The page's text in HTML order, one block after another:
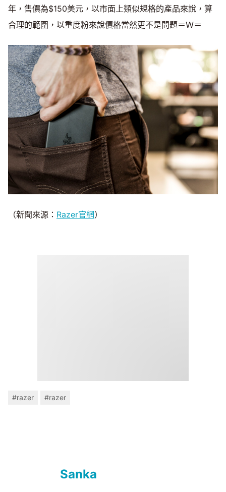
年，售價為$150美元，以市面上類似規格的產品來說，算
合理的範圍，以重度粉來說價格當然更不是問題＝Ｗ＝
（新聞來源： Razer官網）
#razer #razer
Sanka